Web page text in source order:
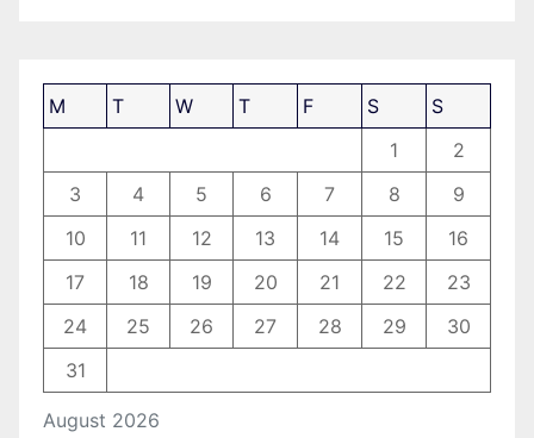
August 2026
M T W T F S
S
1
2
3
4 5 6 7 8
9
10
11 12 13 14 15
16
17
18 19 20 21 22
23
24
25 26 27 28 29
30
31